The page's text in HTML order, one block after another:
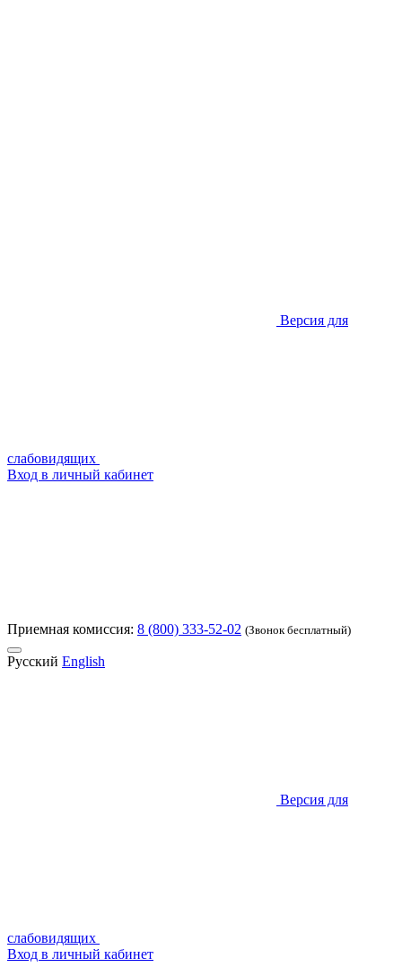
Версия для
слабовидящих
Вход в личный кабинет
Приемная комиссия: 8 (800) 333-52-02 (Звонок бесплатный)
Русский English
Версия для
слабовидящих
Вход в личный кабинет